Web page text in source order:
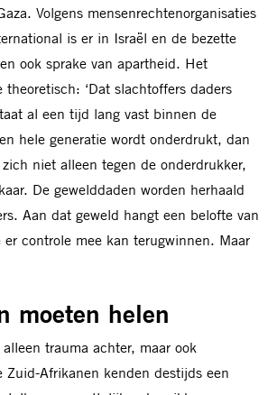
Volgens mensenrechtenorganisaties
is er in Israël en de bezette
ook sprake van apartheid. Het
‘Dat slachtoffers daders
al een tijd lang vast binnen de
hele generatie wordt onderdrukt, dan
niet alleen tegen de onderdrukker,
De gewelddaden worden herhaald
Aan dat geweld hangt een belofte van
er controle mee kan terugwinnen. Maar
moeten helen
trauma achter, maar ook
Zuid-Afrikanen kenden destijds een